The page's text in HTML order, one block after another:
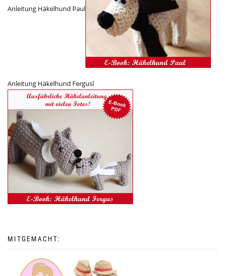
Anleitung Häkelhund Paul
Anleitung Häkelhund Fergusl
MITGEMACHT: